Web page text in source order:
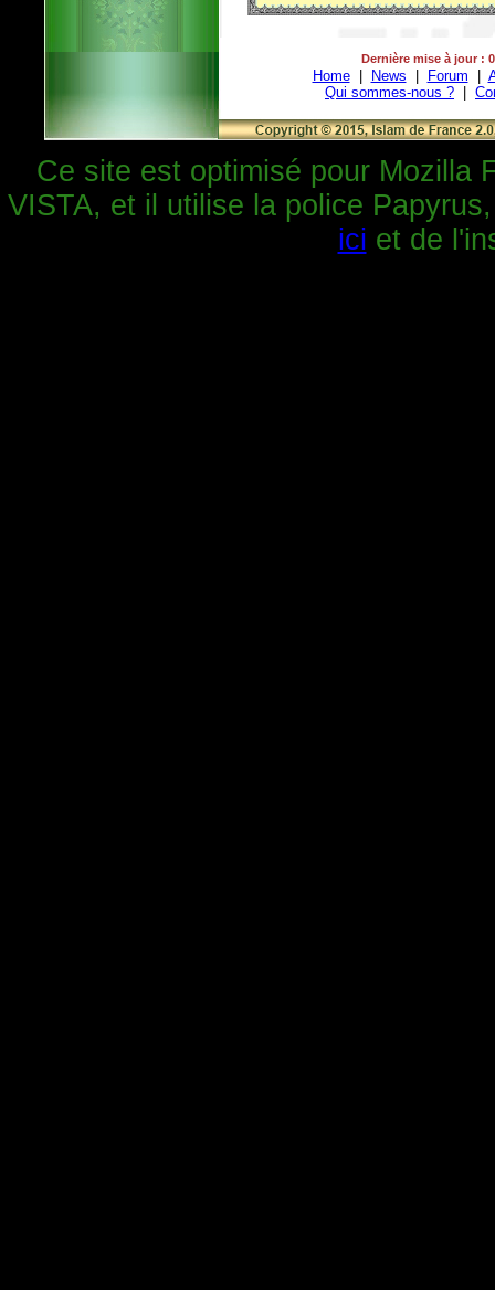
Dernière mise à jour :
Home| News Forum
Qui sommes-nous ?
Ce site est optimisé pour Mozilla
VISTA, et il utilise la police
ici et de